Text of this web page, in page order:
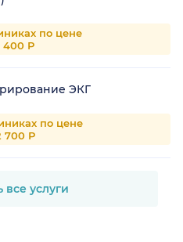
по цене
400 Р
ЭКГ
по цене
700 Р
все услуги